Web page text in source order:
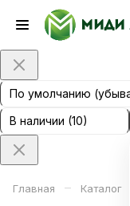
По умолчанию
В наличии (10)
Главная – Каталог